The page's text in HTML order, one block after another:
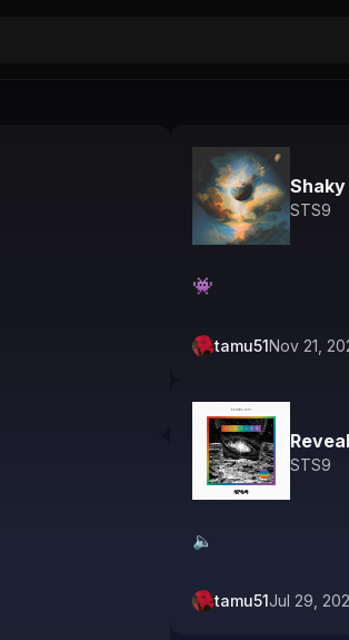
STS9
👾
tamu51Nov 21,
STS9
🔈
tamu51Jul 29,